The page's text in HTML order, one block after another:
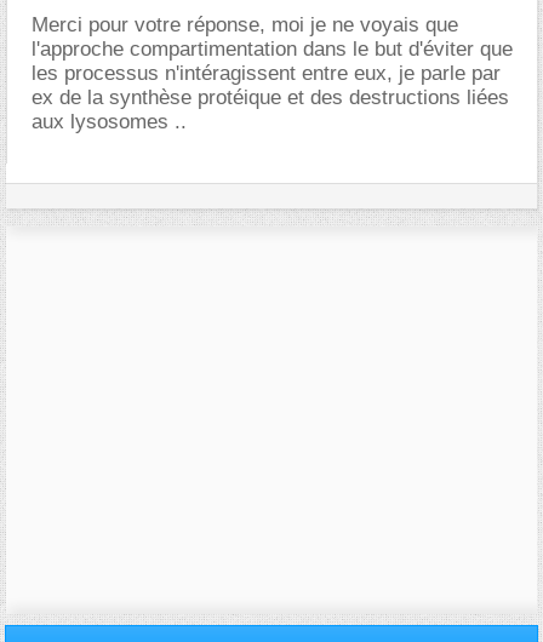
Merci pour votre réponse, moi je ne voyais que
l'approche compartimentation dans le but d'éviter que
les processus n'intéragissent entre eux, je parle par
ex de la synthèse protéique et des destructions liées
aux lysosomes ..